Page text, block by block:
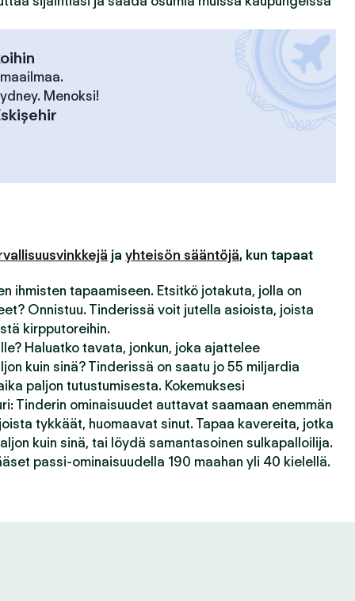
Menoksi!
ja yhteisön sääntöjä, kun tapaat
ihmisten tapaamiseen. Etsitkö jotakuta, jolla on
Onnistuu. Tinderissä voit jutella asioista, joista
kirpputoreihin.
Haluatko tavata, jonkun, joka ajattelee
kuin sinä? Tinderissä on saatu jo 55 miljardia
paljon tutustumisesta. Kokemuksesi
Tinderin ominaisuudet auttavat saamaan enemmän
tykkäät, huomaavat sinut. Tapaa kavereita, jotka
kuin sinä, tai löydä samantasoinen sulkapalloilija.
passi-ominaisuudella 190 maahan yli 40 kielellä.